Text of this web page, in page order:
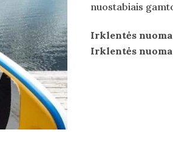
nuostabiais
Irklentės
Irklentės nuoma